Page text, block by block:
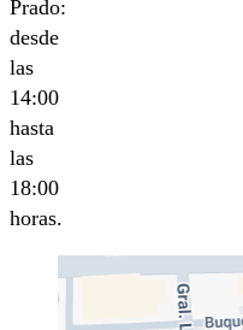
Prado:
desde
las
14:00
hasta
las
18:00
horas.